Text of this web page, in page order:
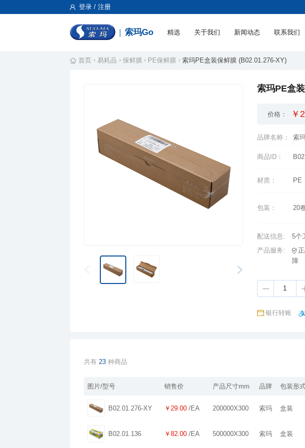
登录 / 注册
索玛Go 精选 关于我们 新闻动态 联系我们
首页 易耗品 保鲜膜 PE保鲜膜 索玛PE盒装保鲜膜 (B02.01.276-XY)
索玛PE盒
价格： ￥
品牌名称： 索
商品ID：
材质： PE
包装：
20
配送信息:
5个
产品服务:
障
银行转账
共有 23 种商品
图片/型号 销售价 产品尺寸mm 品牌 包装形
B02.01.276-XY ￥29.00 /EA 200000X300 索玛 盒装
B02.01.136 ￥82.00 /EA 500000X300 索玛 盒装